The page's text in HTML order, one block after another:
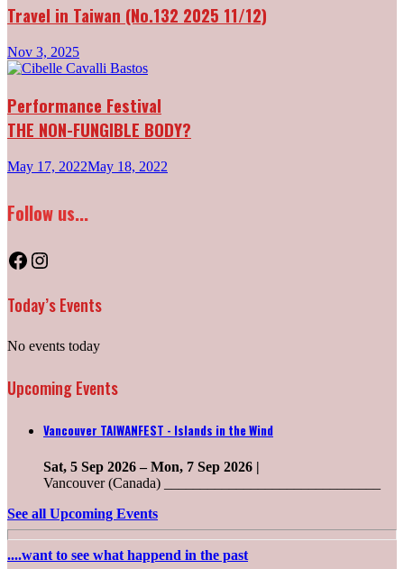
Travel in Taiwan (No.132 2025 11/12)
Nov 3, 2025
Performance Festival
THE NON-FUNGIBLE BODY?
May 17, 2022May 18, 2022
Follow us...
Facebook
Instagram
Today’s Events
No events today
Upcoming Events
Vancouver TAIWANFEST - Islands in the Wind
Sat, 5 Sep 2026– Mon, 7 Sep 2026 |
Vancouver (Canada) ______________________________
See all Upcoming Events
....want to see what happend in the past